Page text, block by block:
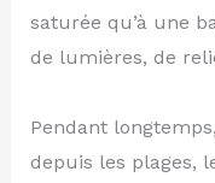
saturée qu’à une
de lumières, de
Pendant
depuis les plages,